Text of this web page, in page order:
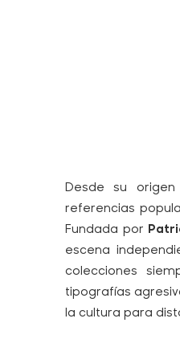
Desde su
referencias
Fundada por
escena
colecciones
tipografías
la cultura para